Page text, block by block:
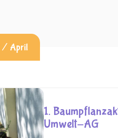
/ April
1.
Umwelt-AG